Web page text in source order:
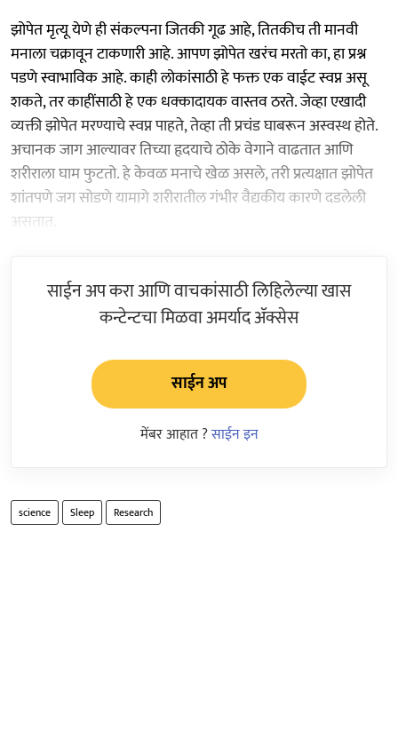
झोपेत मृत्यू येणे ही संकल्पना जितकी गूढ आहे, तितकीच ती मानवी
मनाला चक्रावून टाकणारी आहे. आपण झोपेत खरंच मरतो का, हा प्रश्न
पडणे स्वाभाविक आहे. काही लोकांसाठी हे फक्त एक वाईट स्वप्न असू
शकते, तर काहींसाठी हे एक धक्कादायक वास्तव ठरते. जेव्हा एखादी
व्यक्ती झोपेत मरण्याचे स्वप्न पाहते, तेव्हा ती प्रचंड घाबरून अस्वस्थ होते.
अचानक जाग आल्यावर तिच्या हृदयाचे ठोके वेगाने वाढतात आणि
शरीराला घाम फुटतो. हे केवळ मनाचे खेळ असले, तरी प्रत्यक्षात झोपेत
शांतपणे जग सोडणे यामागे शरीरातील गंभीर वैद्यकीय कारणे दडलेली
असतात.
साईन अप करा आणि वाचकांसाठी लिहिलेल्या खास
कन्टेन्टचा मिळवा अमर्याद ॲक्सेस
साईन अप
मेंबर आहात ?साईन इन
science Sleep Research